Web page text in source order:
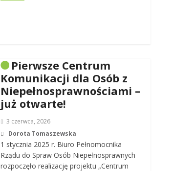
Pierwsze Centrum
Komunikacji dla Osób z
Niepełnosprawnościami –
już otwarte!
3 czerwca, 2026
Dorota Tomaszewska
1 stycznia 2025 r. Biuro Pełnomocnika
Rządu do Spraw Osób Niepełnosprawnych
rozpoczęło realizację projektu „Centrum